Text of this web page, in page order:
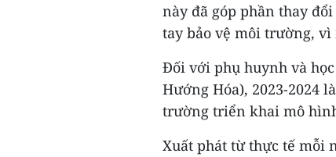
này đã góp phần thay
tay bảo vệ môi trường, vì
Đối với phụ huynh và
Hướng Hóa), 2023-2024
trường triển khai mô
Xuất phát từ thực tế mỗi